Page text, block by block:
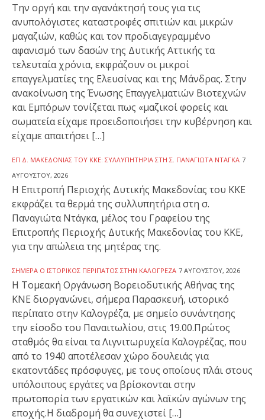
Την οργή και την αγανάκτησή τους για τις
ανυπολόγιστες καταστροφές σπιτιών και μικρών
μαγαζιών, καθώς και τον προδιαγεγραμμένο
αφανισμό των δασών της Δυτικής Αττικής τα
τελευταία χρόνια, εκφράζουν οι μικροί
επαγγελματίες της Ελευσίνας και της Μάνδρας. Στην
ανακοίνωση της Ένωσης Επαγγελματιών Βιοτεχνών
και Εμπόρων τονίζεται πως «μαζικοί φορείς και
σωματεία είχαμε προειδοποιήσει την κυβέρνηση και
είχαμε απαιτήσει […]
ΕΠ Δ. ΜΑΚΕΔΟΝΊΑΣ ΤΟΥ ΚΚΕ: ΣΥΛΛΥΠΗΤΉΡΙΑ ΣΤΗ Σ. ΠΑΝΑΓΙΏΤΑ ΝΤΆΓΚΑ 7
ΑΥΓΟΎΣΤΟΥ, 2026
Η Επιτροπή Περιοχής Δυτικής Μακεδονίας του ΚΚΕ
εκφράζει τα θερμά της συλλυπητήρια στη σ.
Παναγιώτα Ντάγκα, μέλος του Γραφείου της
Επιτροπής Περιοχής Δυτικής Μακεδονίας του ΚΚΕ,
για την απώλεια της μητέρας της.
ΣΉΜΕΡΑ Ο ΙΣΤΟΡΙΚΌΣ ΠΕΡΊΠΑΤΟΣ ΣΤΗΝ ΚΑΛΟΓΡΈΖΑ 7 ΑΥΓΟΎΣΤΟΥ, 2026
Η Τομεακή Οργάνωση Βορειοδυτικής Αθήνας της
ΚΝΕ διοργανώνει, σήμερα Παρασκευή, ιστορικό
περίπατο στην Καλογρέζα, με σημείο συνάντησης
την είσοδο του Παναιτωλίου, στις 19.00.Πρώτος
σταθμός θα είναι τα Λιγνιτωρυχεία Καλογρέζας, που
από το 1940 αποτέλεσαν χώρο δουλειάς για
εκατοντάδες πρόσφυγες, με τους οποίους πλάι στους
υπόλοιπους εργάτες να βρίσκονται στην
πρωτοπορία των εργατικών και λαϊκών αγώνων της
εποχής.Η διαδρομή θα συνεχιστεί […]